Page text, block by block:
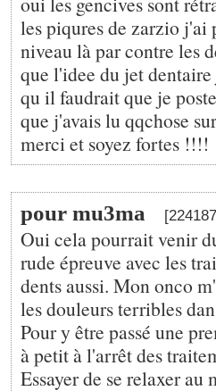
les piqures de zarzio j'ai
niveau là par contre les
que l'idee du jet
qu il faudrait que je
que j'avais lu qqchose
merci et soyez fortes !!!!
pour mu3ma
Oui cela pourrait venir
rude épreuve avec les
dents aussi. Mon onco
les douleurs terribles
Pour y être passé une
à petit à l'arrêt des
Essayer de se relaxer